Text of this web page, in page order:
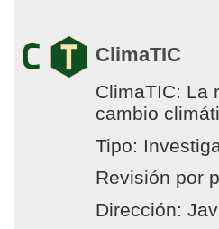
ClimaTIC
ClimaTIC: La
cambio
Tipo:
Revisión por
Dirección: